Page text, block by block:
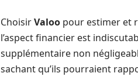
ChoisirValoo pour estimer et
l’aspect financier est
supplémentaire non
sachant qu’ils pourraient